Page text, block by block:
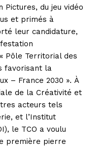
Pictures, du jeu vidéo
et primés à
leur candidature,
Pôle Territorial des
favorisant la
– France 2030 ». À
de la Créativité et
acteurs tels
et l’Institut
), le TCO a voulu
première pierre